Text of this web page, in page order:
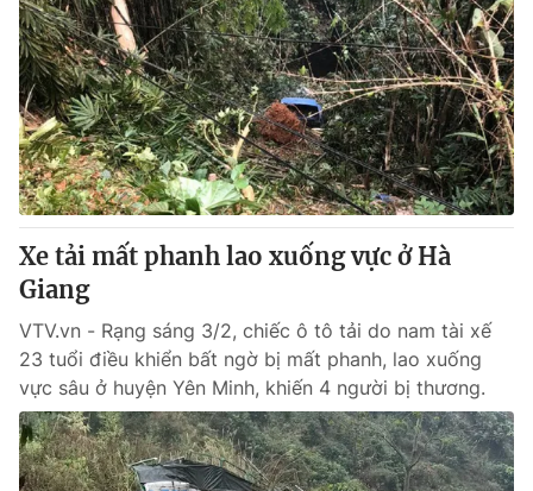
Xe tải mất phanh lao xuống vực ở Hà
Giang
VTV.vn - Rạng sáng 3/2, chiếc ô tô tải do nam tài xế
23 tuổi điều khiển bất ngờ bị mất phanh, lao xuống
vực sâu ở huyện Yên Minh, khiến 4 người bị thương.